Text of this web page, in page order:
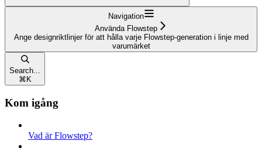
Navigation
Använda Flowstep
Ange designriktlinjer för att hålla varje Flowstep-generation i linje med
varumärket
Search...
⌘ K
Kom igång
Vad är Flowstep?